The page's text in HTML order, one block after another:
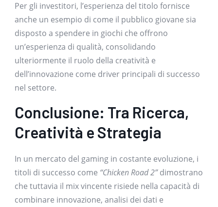
Per gli investitori, l’esperienza del titolo fornisce
anche un esempio di come il pubblico giovane sia
disposto a spendere in giochi che offrono
un’esperienza di qualità, consolidando
ulteriormente il ruolo della creatività e
dell’innovazione come driver principali di successo
nel settore.
Conclusione: Tra Ricerca,
Creatività e Strategia
In un mercato del gaming in costante evoluzione, i
titoli di successo come “Chicken Road 2”dimostrano
che tuttavia il mix vincente risiede nella capacità di
combinare innovazione, analisi dei dati e